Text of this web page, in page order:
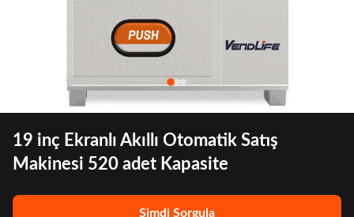
19 inç Ekranlı Akıllı Otomatik Satış
Makinesi 520 adet Kapasite
Şimdi Sorgula